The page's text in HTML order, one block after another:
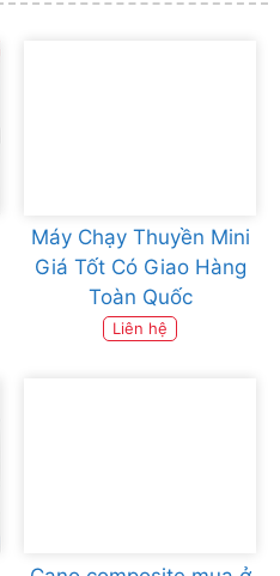
Máy Chạy Thuyền Mini
Giá Tốt Có Giao Hàng
Toàn Quốc
Liên hệ